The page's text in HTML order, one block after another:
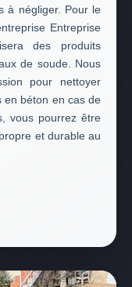
à négliger. Pour le
Entreprise
des produits
de soude. Nous
pour nettoyer
en béton en cas de
vous pourrez être
et durable au